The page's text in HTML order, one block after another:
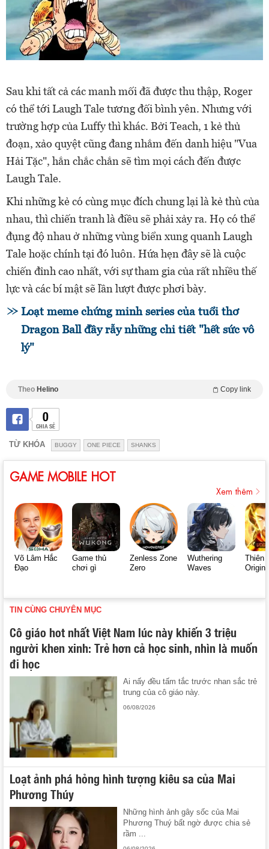
Sau khi tất cả các manh mối đã được thu thập, Roger
có thể tới Laugh Tale tương đối bình yên. Nhưng với
trường hợp của Luffy thì khác. Bởi Teach, 1 kẻ thủ
đoạn, xảo quyệt cũng đang nhắm đến danh hiệu "Vua
Hải Tặc", hắn chắc chắn sẽ tìm mọi cách đến được
Laugh Tale.
Khi những kẻ có cùng mục đích chung lại là kẻ thù của
nhau, thì chiến tranh là điều sẽ phải xảy ra. Họ có thể
đụng độ nhau ở những vùng biển xung quanh Laugh
Tale hoặc chính tại đó luôn. Hứa hẹn đây sẽ là cuộc
chiến đỉnh cao nhất, với sự tham gia của rất nhiều thế
lực và các bí mật sẽ lần lượt được phơi bày.
Loạt meme chứng minh series của tuổi thơ
Dragon Ball đầy rẫy những chi tiết "hết sức vô
lý"
Theo Helino Copy link
0
CHIA SẺ
TỪ KHÓA BUGGY ONE PIECE SHANKS
GAME MOBILE HOT
Xem thêm
Võ Lâm Hắc
Đạo
Game thủ
chơi gì
Zenless Zone
Zero
Wuthering
Waves
Thiên
Origin
TIN CÙNG CHUYÊN MỤC
Cô giáo hot nhất Việt Nam lúc này khiến 3 triệu
người khen xinh: Trẻ hơn cả học sinh, nhìn là muốn
đi học
Ai nấy đều tấm tắc trước nhan sắc trẻ
trung của cô giáo này.
06/08/2026
Loạt ảnh phá hỏng hình tượng kiêu sa của Mai
Phương Thúy
Những hình ảnh gây sốc của Mai
Phương Thuý bất ngờ được chia sẻ
rầm ...